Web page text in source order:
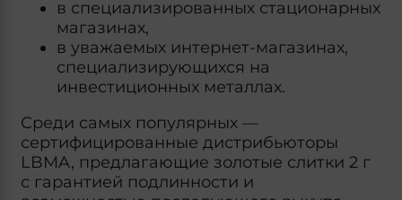
в специализированных стационарных
магазинах,
в уважаемых интернет-магазинах,
специализирующихся на
инвестиционных металлах.
Среди самых популярных —
сертифицированные дистрибьюторы
LBMA, предлагающие золотые слитки 2 г
с гарантией подлинности и